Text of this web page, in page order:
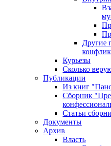
Другие
Курьезы
Сколько
Публикации
Из книг
Сборник
Статьи
Документы
Архив
Власть